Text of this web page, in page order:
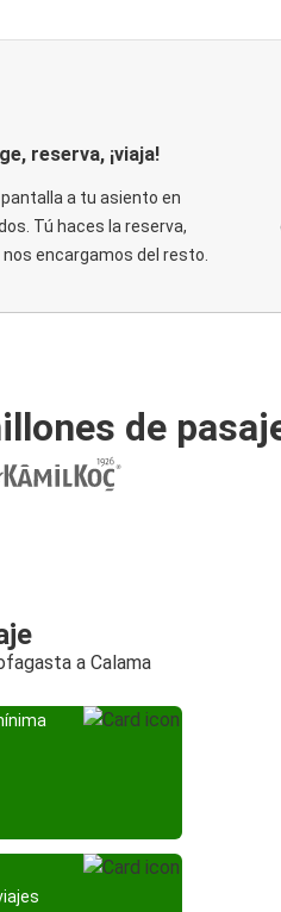
reserva, ¡viaja!
pantalla a tu asiento en
Tú haces la reserva,
encargamos del resto.
de
a Calama